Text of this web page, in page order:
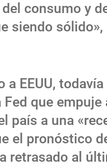
consumo y
siendo sólido»,
a EEUU, todavía
Fed que empuje
país a una
el pronóstico
retrasado al